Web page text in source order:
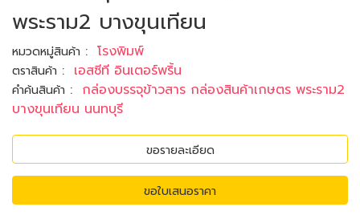
พระราม2 บางขุนเทียน
หมวดหมู่สินค้า : โรงพิมพ์
ตราสินค้า : เอสซีที อินเตอร์พริ้น
คำค้นสินค้า : กล่องบรรจุข้าวสาร กล่องสินค้าเกษตร พระราม2
บางขุนเทียน นนทบุรี
ขอรายละเอียด
ขอใบเสนอราคา